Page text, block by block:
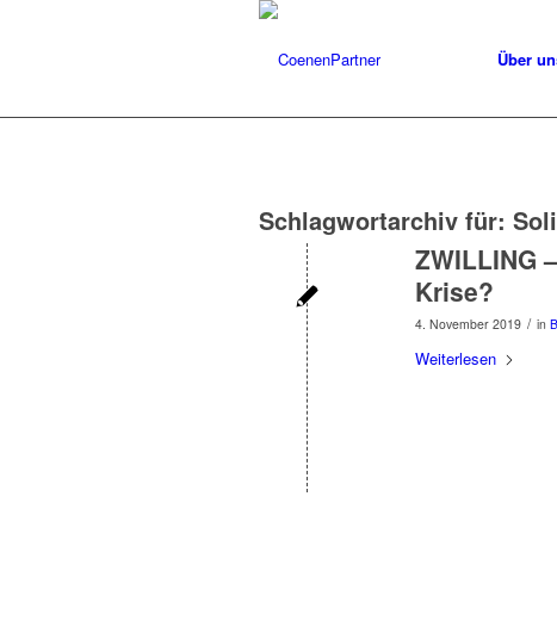
Über
Schlagwortarchiv für:
ZWILLING
Krise?
4. November 2019 / in
Weiterlesen